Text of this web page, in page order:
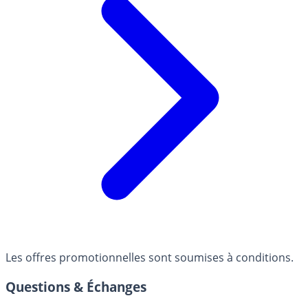
Les offres promotionnelles sont soumises à conditions.
Questions & Échanges